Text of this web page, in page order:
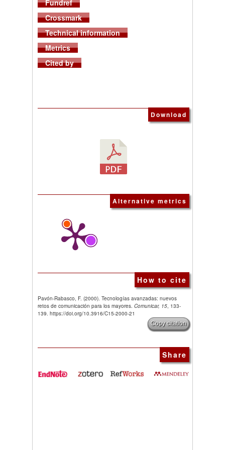
Fundref
Crossmark
Technical information
Metrics
Cited by
Download
Alternative metrics
How to cite
Pavón-Rabasco, F. (2000). Tecnologías avanzadas: nuevos
retos de comunicación para los mayores. Comunicar, 15, 133-
139. https://doi.org/10.3916/C15-2000-21
Copy citation
Share